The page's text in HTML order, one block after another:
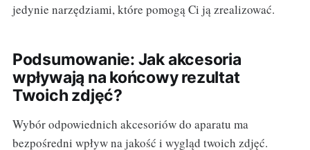
jedynie narzędziami, które pomogą Ci ją zrealizować.
Podsumowanie: Jak akcesoria
wpływają na końcowy rezultat
Twoich zdjęć?
Wybór odpowiednich akcesoriów do aparatu ma
bezpośredni wpływ na jakość i wygląd twoich zdjęć.